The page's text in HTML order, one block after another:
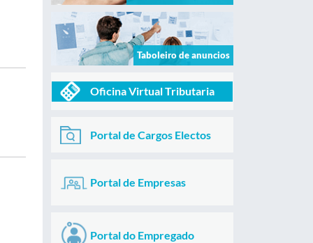
Taboleiro de anuncios
Oficina Virtual Tributaria
Portal de Cargos Electos
Portal de Empresas
Portal do Empregado